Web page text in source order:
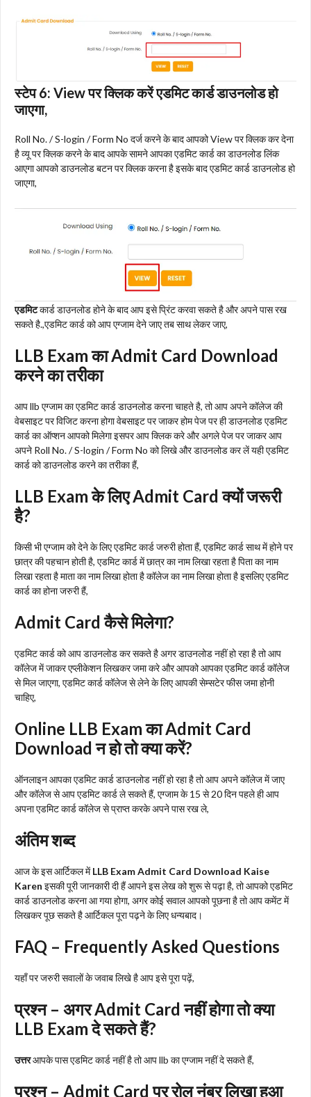
स्टेप 6: View पर क्लिक करें एडमिट कार्ड डाउनलोड हो
जाएगा,
Roll No. / S-login / Form No दर्ज करने के बाद आपको View पर क्लिक कर देना
है व्यू पर क्लिक करने के बाद आपके सामने आपका एडमिट कार्ड का डाउनलोड लिंक
आएगा आपको डाउनलोड बटन पर क्लिक करना है इसके बाद एडमिट कार्ड डाउनलोड हो
जाएगा,
एडमिटकार्ड डाउनलोड होने के बाद आप इसे प्रिंट करवा सकते है और अपने पास रख
सकते है.,एडमिट कार्ड को आप एग्जाम देने जाए तब साथ लेकर जाए,
LLB Exam का Admit Card Download
करने का तरीका
आप llb एग्जाम का एडमिट कार्ड डाउनलोड करना चाहते है, तो आप अपने कॉलेज की
वेबसाइट पर विजिट करना होगा वेबसाइट पर जाकर होम पेज पर ही डाउनलोड एडमिट
कार्ड का ऑप्शन आपको मिलेगा इसपर आप क्लिक करे और अगले पेज पर जाकर आप
अपने Roll No. / S-login / Form No को लिखे और डाउनलोड कर लें यही एडमिट
कार्ड को डाउनलोड करने का तरीका हैं,
LLB Exam के लिए Admit Card क्यों जरूरी
है?
किसी भी एग्जाम को देने के लिए एडमिट कार्ड जरुरी होता हैं, एडमिट कार्ड साथ में होने पर
छात्र की पहचान होती है, एडमिट कार्ड में छात्र का नाम लिखा रहता है पिता का नाम
लिखा रहता है माता का नाम लिखा होता है कॉलेज का नाम लिखा होता है इसलिए एडमिट
कार्ड का होना जरुरी हैं,
Admit Card कैसे मिलेगा?
एडमिट कार्ड को आप डाउनलोड कर सकते है अगर डाउनलोड नहीं हो रहा है तो आप
कॉलेज में जाकर एप्लीकेशन लिखकर जमा करे और आपको आपका एडमिट कार्ड कॉलेज
से मिल जाएगा, एडमिट कार्ड कॉलेज से लेने के लिए आपकी सेम्सटेर फीस जमा होनी
चाहिए,
Online LLB Exam का Admit Card
Download न हो तो क्या करें?
ऑनलाइन आपका एडमिट कार्ड डाउनलोड नहीं हो रहा है तो आप अपने कॉलेज में जाए
और कॉलेज से आप एडमिट कार्ड ले सकते हैं, एग्जाम के 15 से 20 दिन पहले ही आप
अपना एडमिट कार्ड कॉलेज से प्राप्त करके अपने पास रख ले,
अंतिम शब्द
आज के इस आर्टिकल मेंLLB Exam Admit Card Download Kaise
Karen इसकी पूरी जानकारी दी हैं आपने इस लेख को शुरू से पढ़ा है, तो आपको एडमिट
कार्ड डाउनलोड करना आ गया होगा, अगर कोई सवाल आपको पूछना है तो आप कमेंट में
लिखकर पूछ सकते है आर्टिकल पूरा पढ़ने के लिए धन्यबाद।
FAQ – Frequently Asked Questions
यहाँ पर जरुरी सवालों के जवाब लिखे है आप इसे पूरा पढ़ें,
प्रश्न – अगर Admit Card नहीं होगा तो क्या
LLB Exam दे सकते हैं?
उत्तरआपके पास एडमिट कार्ड नहीं है तो आप llb का एग्जाम नहीं दे सकते हैं,
प्रश्न – Admit Card पर रोल नंबर लिखा हुआ